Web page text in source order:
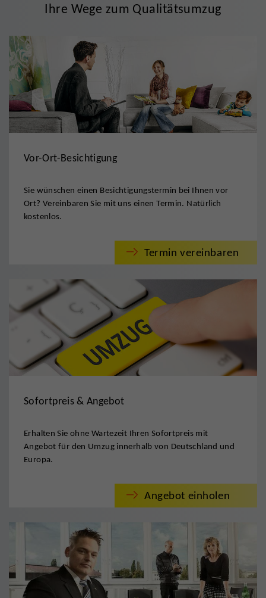
Ihre Wege zum Qualitätsumzug
Vor-Ort-Besichtigung
Sie wünschen einen Besichtigungstermin bei Ihnen vor
Ort? Vereinbaren Sie mit uns einen Termin. Natürlich
kostenlos.
Termin vereinbaren
Sofortpreis & Angebot
Erhalten Sie ohne Wartezeit Ihren Sofortpreis mit
Angebot für den Umzug innerhalb von Deutschland und
Europa.
Angebot einholen